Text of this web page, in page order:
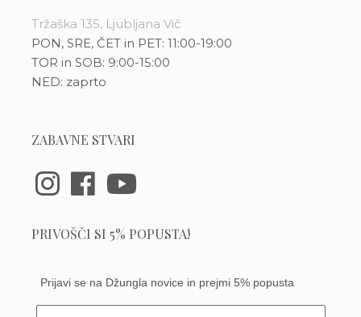
Tržaška 135, Ljubljana Vič
PON, SRE, ČET in PET: 11:00-19:00
TOR in SOB: 9:00-15:00
NED: zaprto
ZABAVNE STVARI
PRIVOŠČI SI 5% POPUSTA!
Prijavi se na Džungla novice in prejmi 5% popusta